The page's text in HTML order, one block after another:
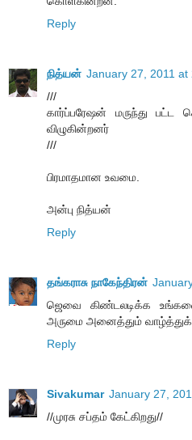
Reply
நித்யன் January 27, 2011 at
///
கார்ப்பரேஷன் மருந்து
விழுகின்றனர்
///
பிரமாதமான உவமை.
அன்பு நித்யன்
Reply
தங்கராசு நாகேந்திரன்
ஜெவை கிண்டலடிக்க
அருமை அனைத்தும்
Reply
Sivakumar January 27,
//முரசு சப்தம் கேட்கிறது//